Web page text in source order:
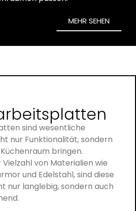
MEHR SEHEN
sind wesentliche
nur Funktionalität, sondern
bringen.
von Materialien wie
und Edelstahl, sind diese
nur langlebig, sondern auch